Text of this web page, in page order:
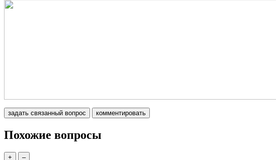
Похожие вопросы